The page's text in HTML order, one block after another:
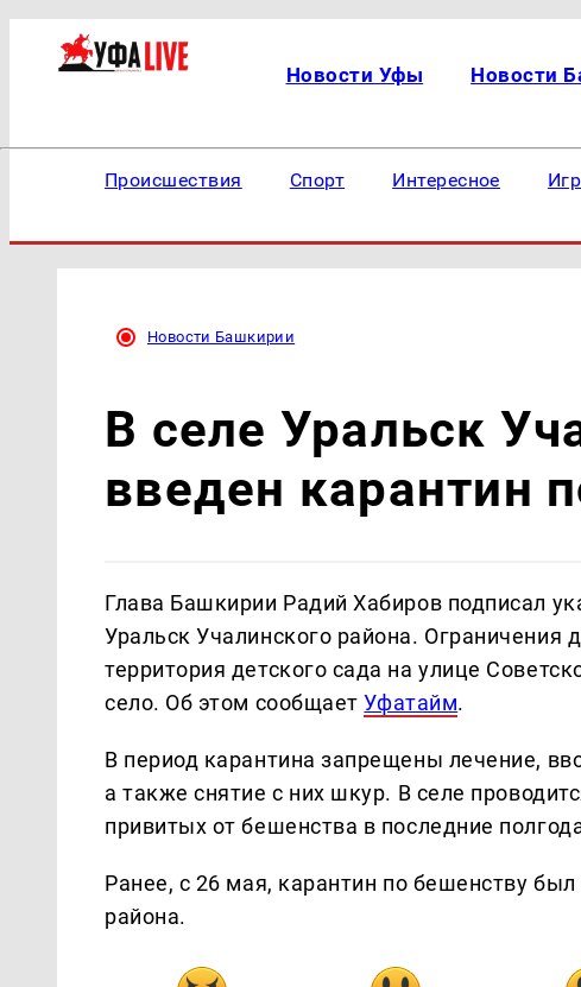
Новости Уфы Новости
Происшествия Спорт Интересное
Новости Башкирии
В селе Уральск
введен карантин
Глава Башкирии Радий Хабиров подписал
Уральск Учалинского района.
территория детского сада на улице
село. Об этом сообщаетУфатайм.
В период карантина запрещены лечение,
а также снятие с них шкур. В селе
привитых от бешенства в последние
Ранее, с 26 мая, карантин по бешенству
района.